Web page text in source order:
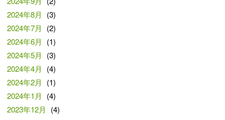
2024年8月
(3)
2024年7月
(2)
2024年6月
(1)
2024年5月
(3)
2024年4月
(4)
2024年2月
(1)
2024年1月
(4)
2023年12月
(4)